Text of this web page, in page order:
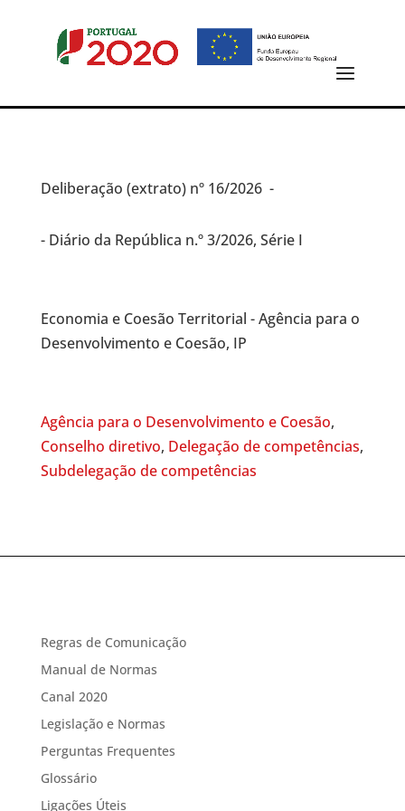
Deliberação (extrato) nº 16/2026 -
- Diário da República n.º 3/2026, Série I
Economia e Coesão Territorial - Agência para o
Desenvolvimento e Coesão, IP
Agência para o Desenvolvimento e Coesão,
Conselho diretivo, Delegação de competências,
Subdelegação de competências
Regras de Comunicação
Manual de Normas
Canal 2020
Legislação e Normas
Perguntas Frequentes
Glossário
Ligações Úteis